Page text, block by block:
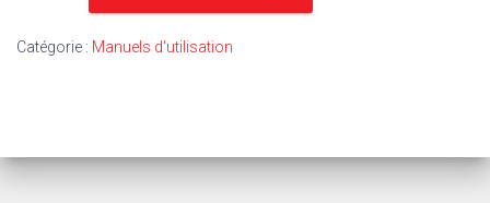
MF
Catégorie : Manuels d'utilisation